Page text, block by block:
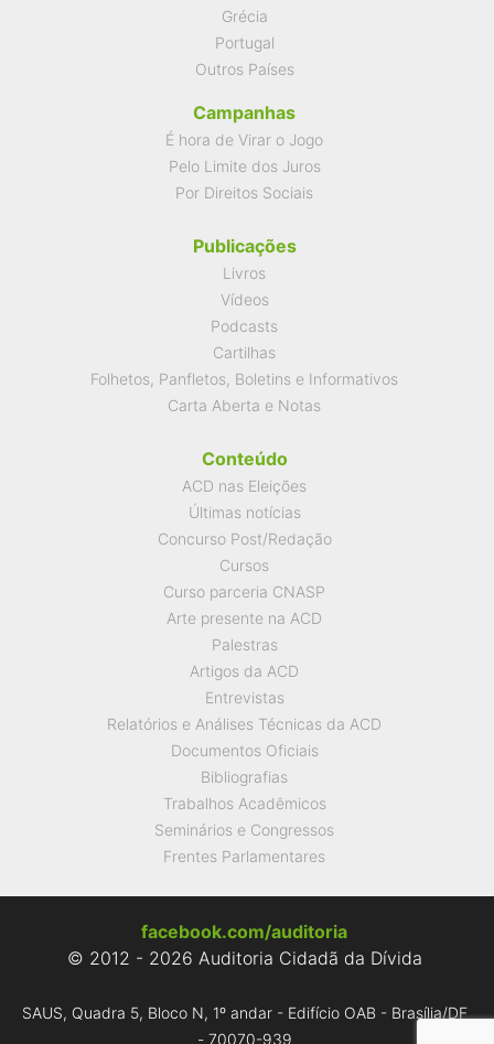
Grécia
Portugal
Outros Países
Campanhas
É hora de Virar o Jogo
Pelo Limite dos Juros
Por Direitos Sociais
Publicações
Livros
Vídeos
Podcasts
Cartilhas
Folhetos, Panfletos, Boletins e Informativos
Carta Aberta e Notas
Conteúdo
ACD nas Eleições
Últimas notícias
Concurso Post/Redação
Cursos
Curso parceria CNASP
Arte presente na ACD
Palestras
Artigos da ACD
Entrevistas
Relatórios e Análises Técnicas da ACD
Documentos Oficiais
Bibliografias
Trabalhos Acadêmicos
Seminários e Congressos
Frentes Parlamentares
facebook.com/auditoria
© 2012 - 2026 Auditoria Cidadã da Dívida
SAUS, Quadra 5, Bloco N, 1º andar - Edifício OAB - Brasília/DF
- 70070-939